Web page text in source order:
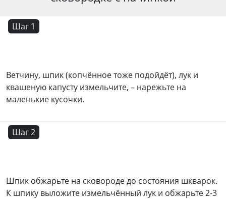
Шаг 1
Ветчину, шпик (копчённое тоже подойдёт), лук и
квашеную капусту измельчите, – нарежьте на
маленькие кусочки.
Шаг 2
Шпик обжарьте на сковороде до состояния шкварок.
К шпику выложите измельчённый лук и обжарьте 2-3